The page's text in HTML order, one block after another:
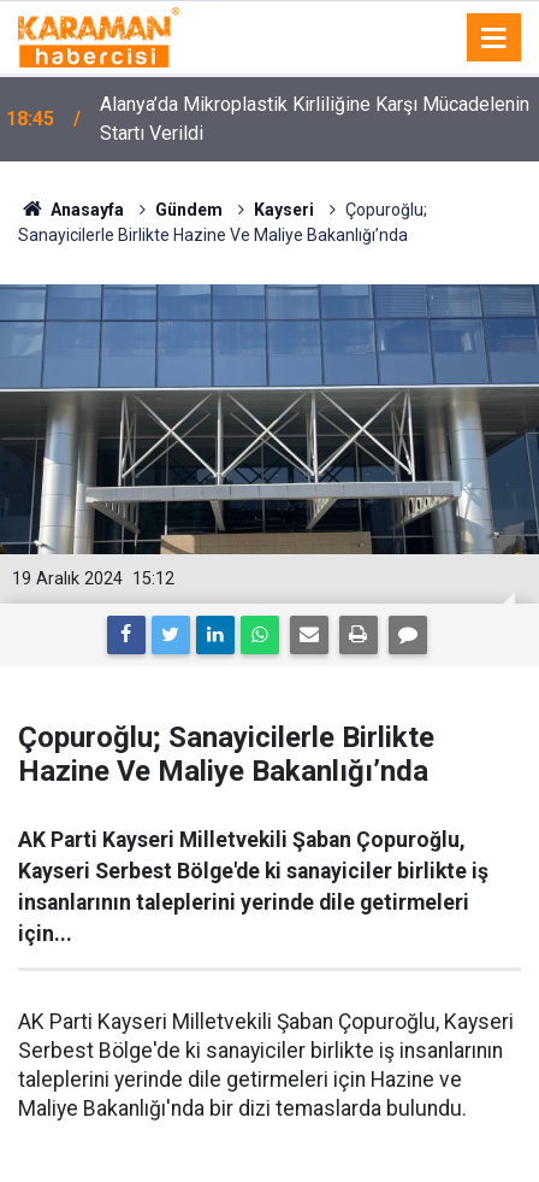
18:45
Alanya’da Mikroplastik Kirliliğine Karşı Mücadelenin
Startı Verildi
Anasayfa Gündem Kayseri
Çopuroğlu;
Sanayicilerle Birlikte Hazine Ve Maliye Bakanlığı’nda
15:12
19 Aralık 2024
Çopuroğlu; Sanayicilerle Birlikte
Hazine Ve Maliye Bakanlığı’nda
AK Parti Kayseri Milletvekili Şaban Çopuroğlu,
Kayseri Serbest Bölge'de ki sanayiciler birlikte iş
insanlarının taleplerini yerinde dile getirmeleri
için...
AK Parti Kayseri Milletvekili Şaban Çopuroğlu, Kayseri
Serbest Bölge'de ki sanayiciler birlikte iş insanlarının
taleplerini yerinde dile getirmeleri için Hazine ve
Maliye Bakanlığı'nda bir dizi temaslarda bulundu.